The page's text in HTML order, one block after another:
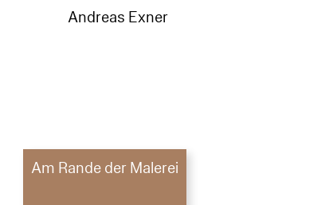
Andreas Exner
Am Rande der Malerei